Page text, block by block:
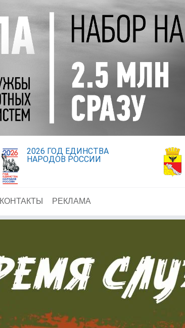
2026 ГОД ЕДИНСТВА
НАРОДОВ РОССИИ
КОНТАКТЫ РЕКЛАМА